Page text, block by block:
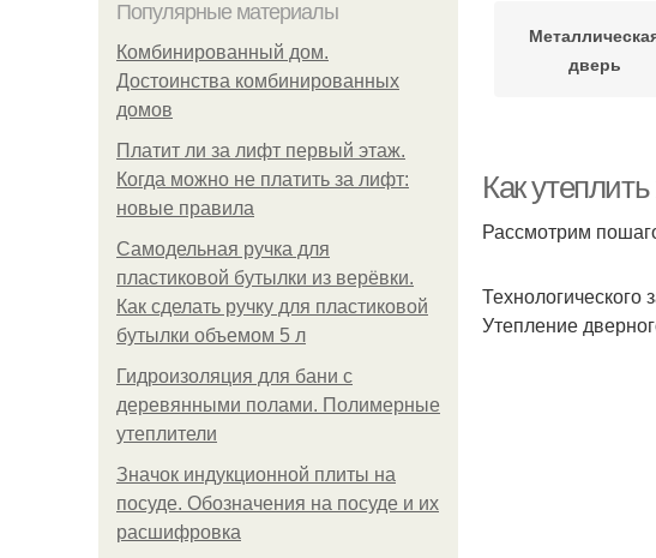
Популярные материалы
Комбинированный дом.
Достоинства комбинированных
домов
Платит ли за лифт первый этаж.
Когда можно не платить за лифт:
новые правила
Самодельная ручка для
пластиковой бутылки из верёвки.
Как сделать ручку для пластиковой
бутылки объемом 5 л
Гидроизоляция для бани с
деревянными полами. Полимерные
утеплители
Значок индукционной плиты на
посуде. Обозначения на посуде и их
расшифровка
дверь
Как
Рассмотрим
Технологического
Утепление